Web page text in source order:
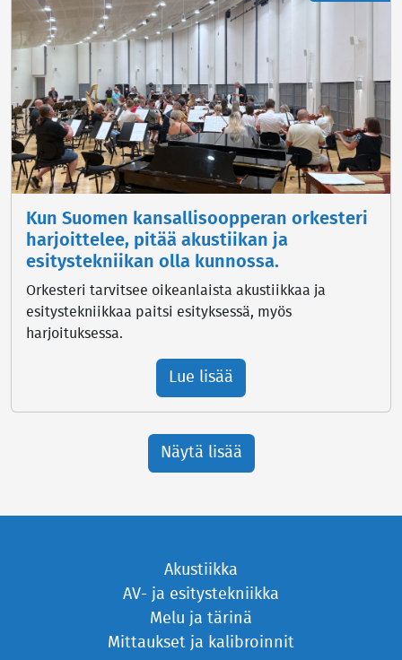
Kun Suomen kansallisoopperan orkesteri
harjoittelee, pitää akustiikan ja
esitystekniikan olla kunnossa.
Orkesteri tarvitsee oikeanlaista akustiikkaa ja
esitystekniikkaa paitsi esityksessä, myös
harjoituksessa.
Lue lisää
Näytä lisää
Akustiikka
AV- ja esitystekniikka
Melu ja tärinä
Mittaukset ja kalibroinnit